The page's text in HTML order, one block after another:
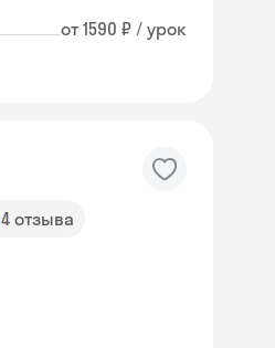
от 1590 ₽ / урок
4 отзыва